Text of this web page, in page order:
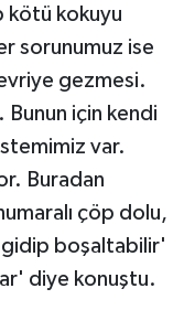
kötü kokuyu
sorunumuz ise
gezmesi.
Bunun için kendi
var.
Buradan
çöp dolu,
gidip boşaltabilir'
diye konuştu.